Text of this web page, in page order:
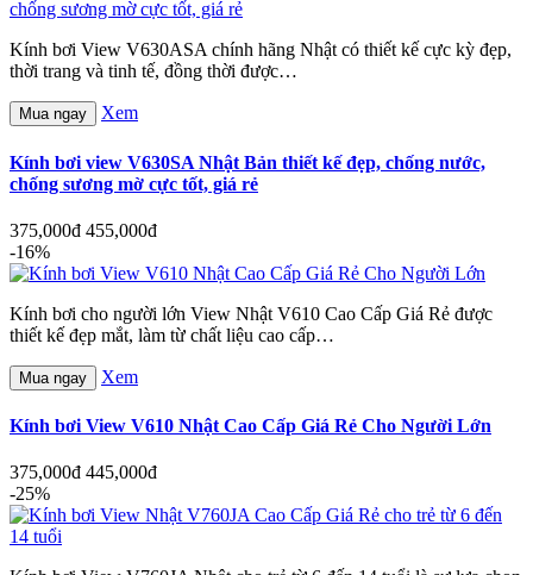
Kính bơi View V630ASA chính hãng Nhật có thiết kế cực kỳ đẹp,
thời trang và tinh tế, đồng thời được…
Mua ngay Xem
Kính bơi view V630SA Nhật Bản thiết kế đẹp, chống nước,
chống sương mờ cực tốt, giá rẻ
375,000đ 455,000đ
-16%
Kính bơi cho người lớn View Nhật V610 Cao Cấp Giá Rẻ được
thiết kế đẹp mắt, làm từ chất liệu cao cấp…
Mua ngay Xem
Kính bơi View V610 Nhật Cao Cấp Giá Rẻ Cho Người Lớn
375,000đ 445,000đ
-25%